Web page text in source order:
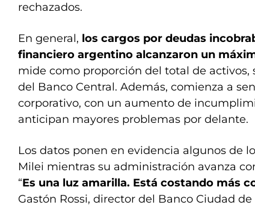
rechazados.
En general, los cargos por deudas
financiero argentino alcanzaron un
mide como proporción del total de activos,
del Banco Central. Además, comienza a
corporativo, con un aumento de
anticipan mayores problemas por delante.
Los datos ponen en evidencia algunos de
Milei mientras su administración avanza
“Es una luz amarilla. Está costando más
Gastón Rossi, director del Banco Ciudad